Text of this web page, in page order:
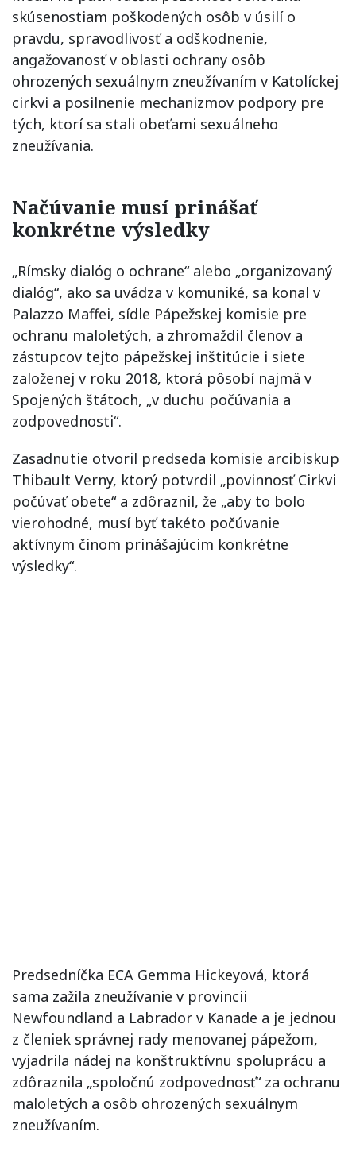
skúsenostiam poškodených osôb v úsilí o
pravdu, spravodlivosť a odškodnenie,
angažovanosť v oblasti ochrany osôb
ohrozených sexuálnym zneužívaním v Katolíckej
cirkvi a posilnenie mechanizmov podpory pre
tých, ktorí sa stali obeťami sexuálneho
zneužívania.
Načúvanie musí prinášať
konkrétne výsledky
„Rímsky dialóg o ochrane“ alebo „organizovaný
dialóg“, ako sa uvádza v komuniké, sa konal v
Palazzo Maffei, sídle Pápežskej komisie pre
ochranu maloletých, a zhromaždil členov a
zástupcov tejto pápežskej inštitúcie i siete
založenej v roku 2018, ktorá pôsobí najmä v
Spojených štátoch, „v duchu počúvania a
zodpovednosti“.
Zasadnutie otvoril predseda komisie arcibiskup
Thibault Verny, ktorý potvrdil „povinnosť Cirkvi
počúvať obete“ a zdôraznil, že „aby to bolo
vierohodné, musí byť takéto počúvanie
aktívnym činom prinášajúcim konkrétne
výsledky“.
Predsedníčka ECA Gemma Hickeyová, ktorá
sama zažila zneužívanie v provincii
Newfoundland a Labrador v Kanade a je jednou
z členiek správnej rady menovanej pápežom,
vyjadrila nádej na konštruktívnu spoluprácu a
zdôraznila „spoločnú zodpovednosť“ za ochranu
maloletých a osôb ohrozených sexuálnym
zneužívaním.